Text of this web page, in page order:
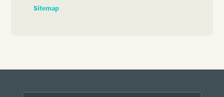
Sitemap